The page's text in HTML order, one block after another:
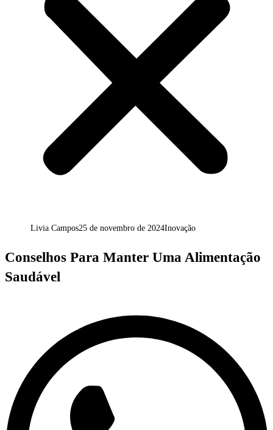
Livia Campos25 de novembro de 2024Inovação
Conselhos Para Manter Uma Alimentação
Saudável